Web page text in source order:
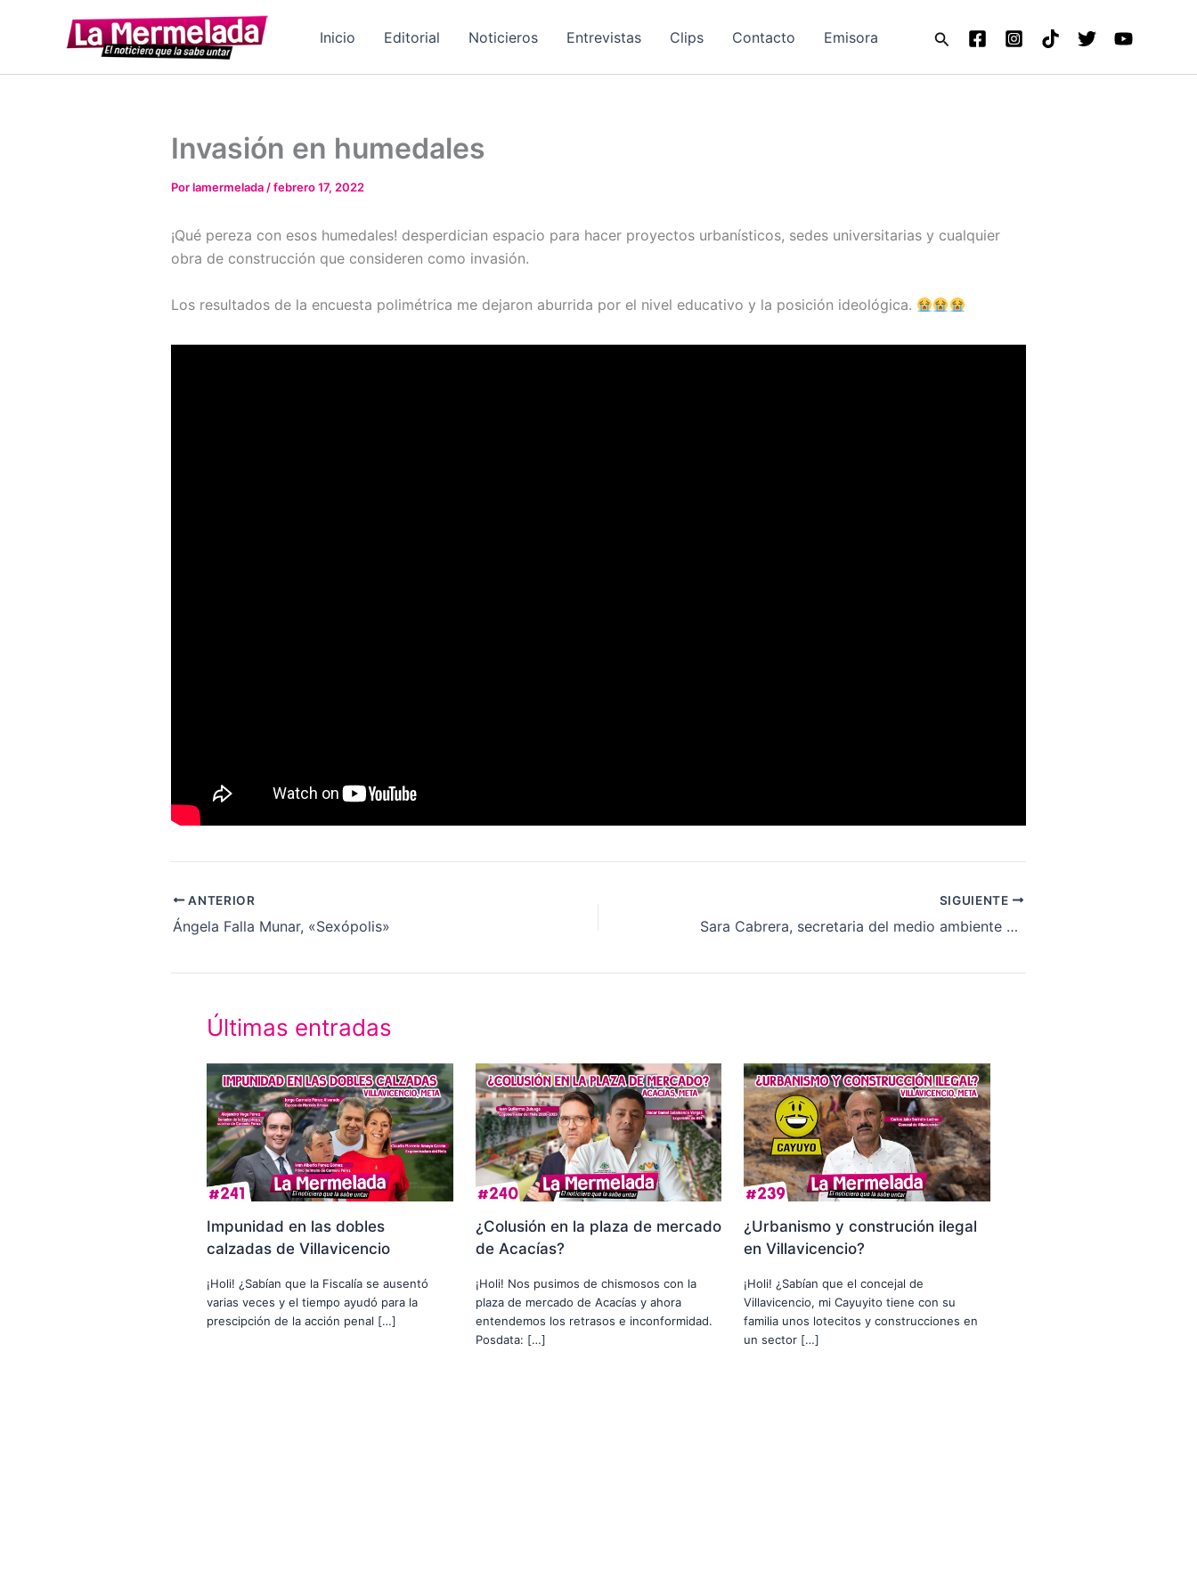
Inicio Editorial Noticieros Entrevistas Clips Contacto Emisora Buscar
Invasión en humedales
Porlamermelada/febrero 17, 2022
¡Qué pereza con esos humedales! desperdician espacio para hacer proyectos urbanísticos, sedes universitarias y cualquier
obra de construcción que consideren como invasión.
Los resultados de la encuesta polimétrica me dejaron aburrida por el nivel educativo y la posición ideológica.
ANTERIOR
Ángela Falla Munar, «Sexópolis»
SIGUIENTE
Sara Cabrera, secretaria del medio ambiente del municipio de Villavicencio
Últimas entradas
Impunidad en las dobles
calzadas de Villavicencio
¡Holi! ¿Sabían que la Fiscalía se ausentó
varias veces y el tiempo ayudó para la
prescipción de la acción penal […]
¿Colusión en la plaza de mercado
de Acacías?
¡Holi! Nos pusimos de chismosos con la
plaza de mercado de Acacías y ahora
entendemos los retrasos e inconformidad.
Posdata: […]
¿Urbanismo y construción ilegal
en Villavicencio?
¡Holi! ¿Sabían que el concejal de
Villavicencio, mi Cayuyito tiene con su
familia unos lotecitos y construcciones en
un sector […]